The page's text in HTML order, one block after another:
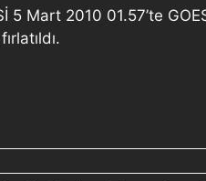
5 Mart 2010 01.57’te